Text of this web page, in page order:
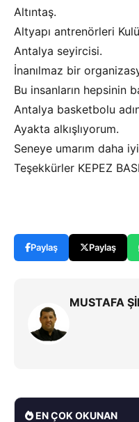
Altıntaş.
Altyapı antrenörleri
Antalya seyircisi.
İnanılmaz bir
Bu insanların hepsinin
Antalya basketbolu
Ayakta alkışlıyorum.
Seneye umarım daha
Teşekkürler KEPEZ
Paylaş Paylaş
MUSTAFA
EN ÇOK OKUNAN